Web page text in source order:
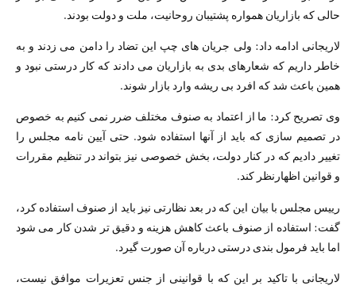
حالی که بازاریان همواره پشتیبان روحانیت، ملت و دولت بودند.
لاریجانی ادامه داد: ولی جریان های چپ این تضاد را دامن می زدند و به
خاطر داریم که شعارهای بدی به بازاریان می دادند که کار درستی نبود و
همین باعث شد که افرد بی ریشه وارد بازار شوند.
وی تصریح کرد: ما از اعتماد به صنوف مختلف ضرر نمی کنیم به خصوص
در تصمیم سازی که باید از آنها استفاده شود. حتی آیین نامه مجلس را
تغییر دادیم که در کنار دولت، بخش خصوصی نیز بتواند در تنظیم مقررات
و قوانین اظهارنظر کند.
رییس مجلس با بیان این که در بعد نظارتی نیز باید از صنوف استفاده کرد،
گفت: استفاده از صنوف باعث کاهش هزینه و دقیق تر شدن کار می شود
اما باید فرمول بندی درستی درباره آن صورت گیرد.
لاریجانی با تاکید بر این که با قوانینی از جنس تعزیرات موافق نیست،